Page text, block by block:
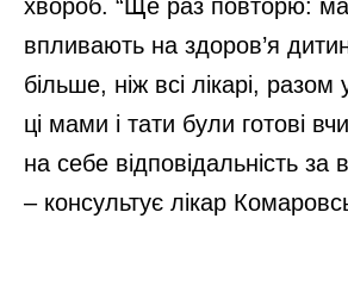
хвороб. “Ще раз повторю:
впливають на здоров’я
більше, ніж всі лікарі, разом
ці мами і тати були готові
на себе відповідальність за
– консультує лікар